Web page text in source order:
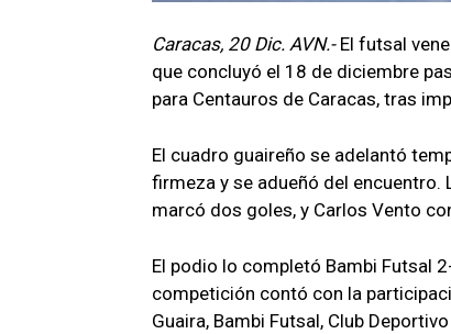
Caracas, 20 Dic. AVN.- El futsal
que concluyó el 18 de diciembre
para Centauros de Caracas, tras
El cuadro guaireño se adelantó
firmeza y se adueñó del
marcó dos goles, y Carlos Vento
El podio lo completó Bambi Futsal
competición contó con la
Guaira, Bambi Futsal, Club